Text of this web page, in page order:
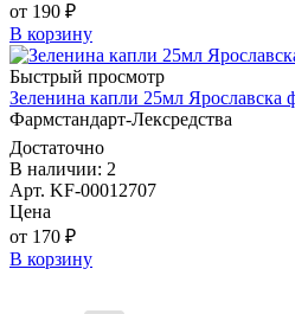
от 190 ₽
В корзину
Быстрый просмотр
Зеленина капли 25мл Ярославска
Фармстандарт-Лексредства
Достаточно
В наличии: 2
Арт. KF-00012707
Цена
от 170 ₽
В корзину